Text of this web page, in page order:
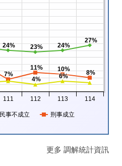
24% 23% 24%
27%
7%
11% 10%
8%
4% 6%
民事不成立
刑事成立
111 112 113 114
更多 調解統計資訊